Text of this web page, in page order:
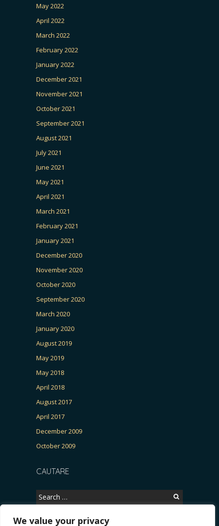
We value your privacy
May 2022
April 2022
March 2022
February 2022
January 2022
December 2021
November 2021
October 2021
September 2021
August 2021
July 2021
June 2021
May 2021
April 2021
March 2021
February 2021
January 2021
December 2020
November 2020
October 2020
September 2020
March 2020
January 2020
August 2019
May 2019
May 2018
April 2018
August 2017
April 2017
December 2009
October 2009
CAUTARE
Search
for: